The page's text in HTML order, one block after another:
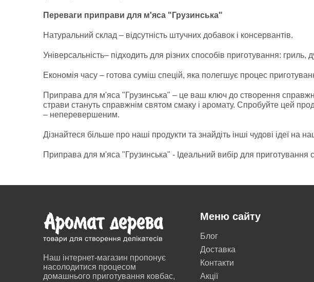
Переваги приправи для м'яса "Грузинська"
Натуральний склад – відсутність штучних добавок і консервантів.
Універсальність– підходить для різних способів приготування: гриль,
Економія часу – готова суміш спецій, яка полегшує процес
Приправа для м'яса "Грузинська" – це ваш ключ до створення
страви стануть справжнім святом смаку і аромату. Спробуйте цей
– неперевершеним.
Дізнайтеся більше про наші продукти та знайдіть інші чудові ідеї на
Приправа для м'яса "Грузинська" - Ідеальний вибір для приготування
Наш інтернет-магазин пропонує
насолодитися процесом
домашнього приготування ковбас,
Меню сайту
Блог
Доставка
Контакти
Акції